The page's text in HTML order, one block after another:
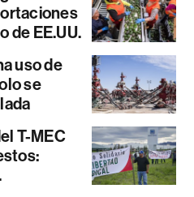
de EE.UU.
uso de
se
T-MEC